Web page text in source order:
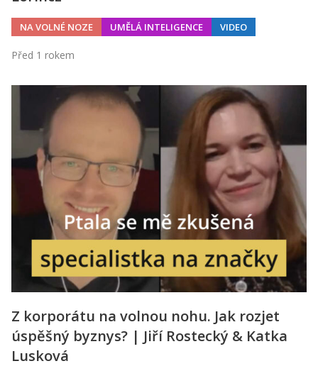
NA VOLNÉ NOZE UMĚLÁ INTELIGENCE VIDEO
Před 1 rokem
Z korporátu na volnou nohu. Jak rozjet
úspěšný byznys? | Jiří Rostecký & Katka
Lusková